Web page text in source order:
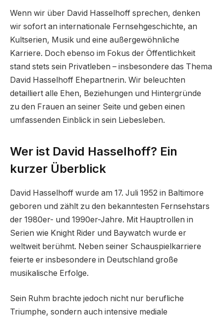
Wenn wir über David Hasselhoff sprechen, denken
wir sofort an internationale Fernsehgeschichte, an
Kultserien, Musik und eine außergewöhnliche
Karriere. Doch ebenso im Fokus der Öffentlichkeit
stand stets sein Privatleben – insbesondere das Thema
David Hasselhoff Ehepartnerin. Wir beleuchten
detailliert alle Ehen, Beziehungen und Hintergründe
zu den Frauen an seiner Seite und geben einen
umfassenden Einblick in sein Liebesleben.
Wer ist David Hasselhoff? Ein
kurzer Überblick
David Hasselhoff wurde am 17. Juli 1952 in Baltimore
geboren und zählt zu den bekanntesten Fernsehstars
der 1980er- und 1990er-Jahre. Mit Hauptrollen in
Serien wie Knight Rider und Baywatch wurde er
weltweit berühmt. Neben seiner Schauspielkarriere
feierte er insbesondere in Deutschland große
musikalische Erfolge.
Sein Ruhm brachte jedoch nicht nur berufliche
Triumphe, sondern auch intensive mediale